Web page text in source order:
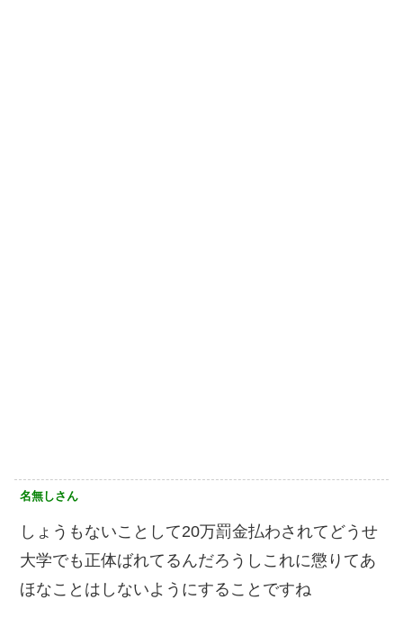
名無しさん
しょうもないことして20万罰金払わされてどうせ
大学でも正体ばれてるんだろうしこれに懲りてあ
ほなことはしないようにすることですね